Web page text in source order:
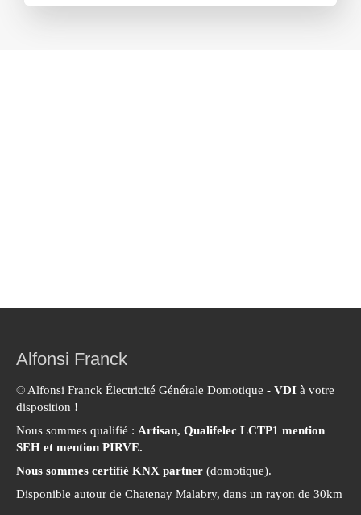
Alfonsi Franck
© Alfonsi Franck Électricité Générale Domotique - VDI à votre
disposition !
Nous sommes qualifié : Artisan, Qualifelec LCTP1 mention
SEH et mention PIRVE.
Nous sommes certifié KNX partner (domotique).
Disponible autour de Chatenay Malabry, dans un rayon de 30km